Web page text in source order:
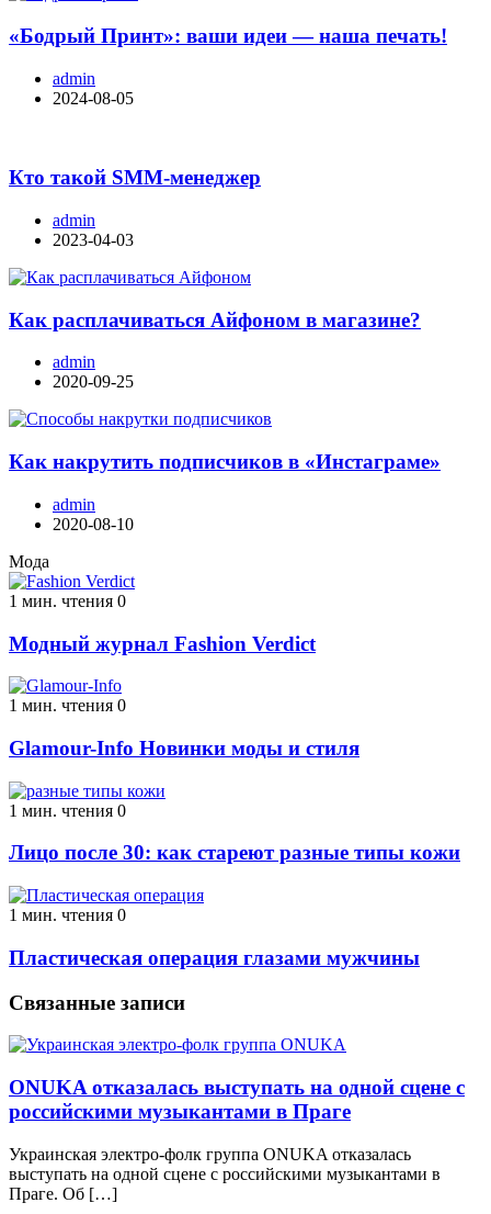
«Бодрый Принт»: ваши идеи — наша печать!
admin
2024-08-05
Кто такой SMM-менеджер
admin
2023-04-03
Как расплачиваться Айфоном в магазине?
admin
2020-09-25
Как накрутить подписчиков в «Инстаграме»
admin
2020-08-10
Мода
1 мин. чтения 0
Модный журнал Fashion Verdict
1 мин. чтения 0
Glamour-Info Новинки моды и стиля
1 мин. чтения 0
Лицо после 30: как стареют разные типы кожи
1 мин. чтения 0
Пластическая операция глазами мужчины
Связанные записи
ONUKA отказалась выступать на одной сцене с
российскими музыкантами в Праге
Украинская электро-фолк группа ONUKA отказалась
выступать на одной сцене с российскими музыкантами в
Праге. Об […]